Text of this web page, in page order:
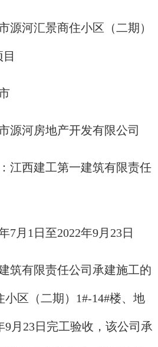
源河汇景商住小区（二期）
源河房地产开发有限公司
江西建工第一建筑有限责任
7月1日至2022年9月23日
筑有限责任公司承建施工的
区（二期）1#-14#楼、地
9月23日完工验收，该公司承